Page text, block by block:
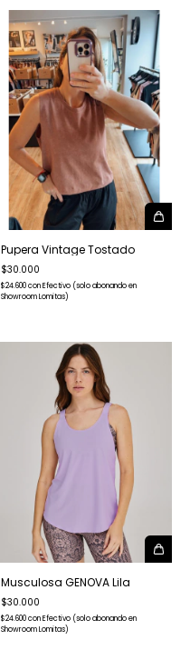
Pupera Vintage Tostado
$30.000
$24.600conEfectivo (solo abonando en
Showroom Lomitas)
Musculosa GENOVA Lila
$30.000
$24.600conEfectivo (solo abonando en
Showroom Lomitas)